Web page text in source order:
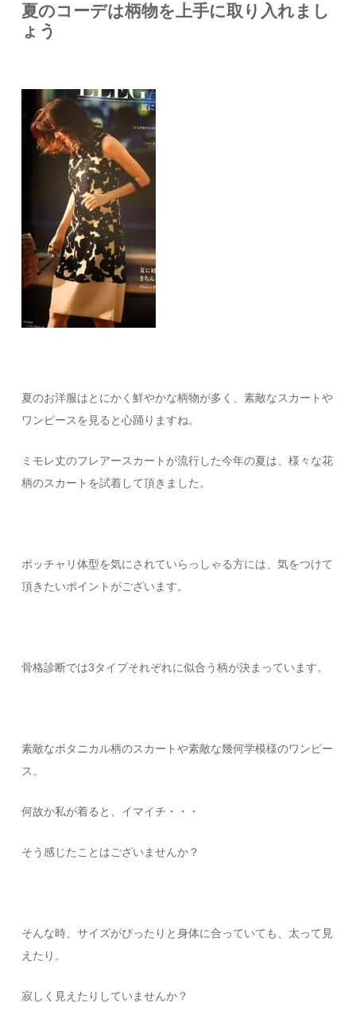
夏のコーデは柄物を上手に取り入れまし
ょう
夏のお洋服はとにかく鮮やかな柄物が多く、素敵なスカートや
ワンピースを見ると心踊りますね。
ミモレ丈のフレアースカートが流行した今年の夏は、様々な花
柄のスカートを試着して頂きました。
ポッチャリ体型を気にされていらっしゃる方には、気をつけて
頂きたいポイントがございます。
骨格診断では3タイプそれぞれに似合う柄が決まっています。
素敵なボタニカル柄のスカートや素敵な幾何学模様のワンピー
ス。
何故か私が着ると、イマイチ・・・
そう感じたことはございませんか？
そんな時、サイズがぴったりと身体に合っていても、太って見
えたり。
寂しく見えたりしていませんか？